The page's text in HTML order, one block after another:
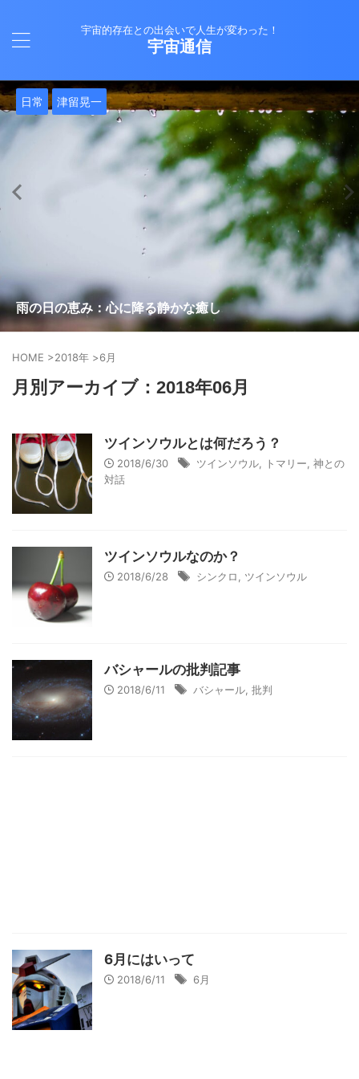
宇宙的存在との出会いで人生が変わった！
宇宙通信
日常 津留晃一
雨の日の恵み：心に降る静かな癒し
バシャール 日常 津留晃一
就職は人生の終着駅じゃない！自分らしい道を見つける方
法
Healy 日常
ヒーリーを買うべきか迷っているあなたへ。実際に使って
みた感想と注意点
バシャール 日常
エネルギーの法則 〜最近どハマりしていました〜
日常
現実を変える
日常
今、ここにいること
Healy 日常 津留晃一
もしかしてだけどHealy（量子波動調整器）のせいなの？
日常
iPad 第10世代買いました
Healy 日常
久し振りにHealy（ヒーリー）量子波動調整器について
日常
大谷さんの通訳、水原さんの解雇に思う
HOME >2018年 >6月
月別アーカイブ：2018年06月
ツインソウルとは何だろう？
2018/6/30 ツインソウル トマリー 神との
対話
ツインソウルなのか？
2018/6/28 シンクロ ツインソウル
バシャールの批判記事
2018/6/11 バシャール 批判
6月にはいって
2018/6/11 6月